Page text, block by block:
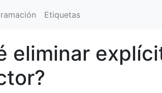
Etiquetas
eliminar